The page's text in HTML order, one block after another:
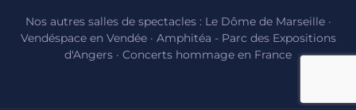
Nos autres salles de spectacles : Le Dôme de Marseille·
Vendéspace en Vendée· Amphitéa - Parc des Expositions
d'Angers · Concerts hommage en France